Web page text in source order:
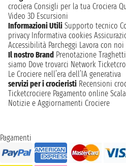
crociera Consigli per la tua Crociera
Video 3D Escursioni
Informazioni Utili Supporto tecnico
privacy Informativa cookies
Accessibilità Parcheggi Lavora con noi
Il nostro Brand Prenotazione Traghetti
siamo Dove trovarci Network
Le Crociere nell’era dell’IA generativa
servizi per i crocieristi Recensioni
Ticketcrociere Pagamento online
Notizie e Aggiornamenti Crociere
Pagamenti